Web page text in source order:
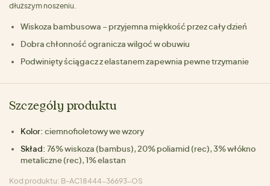
dłuższym noszeniu.
Wiskoza bambusowa – przyjemna miękkość przez cały dzień
Dobra chłonność ogranicza wilgoć w obuwiu
Podwinięty ściągacz z elastanem zapewnia pewne trzymanie
Szczegóły produktu
Kolor: ciemnofioletowy we wzory
Skład: 76% wiskoza (bambus), 20% poliamid (rec), 3% włókno
metaliczne (rec), 1% elastan
Kod produktu: B-AC18444-36693-OS